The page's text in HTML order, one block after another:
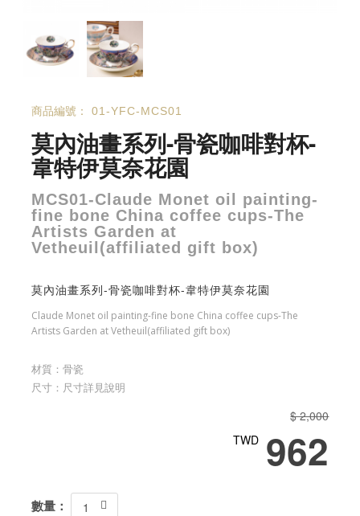
商品編號： 01-YFC-MCS01
莫內油畫系列-骨瓷咖啡對杯-
韋特伊莫奈花園
MCS01-Claude Monet oil painting-
fine bone China coffee cups-The
Artists Garden at
Vetheuil(affiliated gift box)
莫內油畫系列-骨瓷咖啡對杯-韋特伊莫奈花園
Claude Monet oil painting-fine bone China coffee cups-The
Artists Garden at Vetheuil(affiliated gift box)
材質：骨瓷
尺寸：尺寸詳見說明
$ 2,000
TWD 962
數量： 1